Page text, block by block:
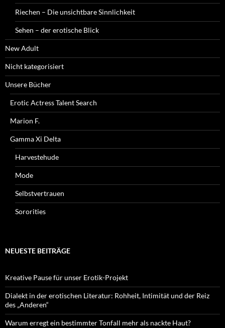
Riechen – Die unsichtbare Sinnlichkeit
Sehen – der erotische Blick
New Adult
Nicht kategorisiert
Unsere Bücher
Erotic Actress Talent Search
Marion F.
Gamma Xi Delta
Harvestehude
Mode
Selbstvertrauen
Sororities
NEUESTE BEITRÄGE
Kreative Pause für unser Erotik-Projekt
Dialekt in der erotischen Literatur: Rohheit, Intimität und der Reiz
des „Anderen“
Warum erregt ein bestimmter Tonfall mehr als nackte Haut?